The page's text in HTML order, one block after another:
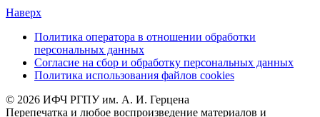
Наверх
Политика оператора в отношении обработки
персональных данных
Согласие на сбор и обработку персональных данных
Политика использования файлов cookies
© 2026 ИФЧ РГПУ им. А. И. Герцена
Перепечатка и любое воспроизведение материалов и